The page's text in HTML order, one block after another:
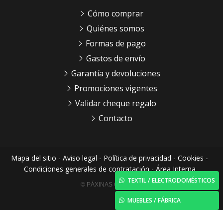
TEXTIL / ELECTRODOMÉSTICOS
MUEBLES / FÁBRICA
Cómo comprar
Quiénes somos
Formas de pago
Gastos de envío
Garantía y devoluciones
Promociones vigentes
Validar cheque regalo
Contacto
Mapa del sitio - Aviso legal - Política de privacidad - Cookies -
Condiciones generales de contratación - Área Interna
© PÁXINAS GALEGAS